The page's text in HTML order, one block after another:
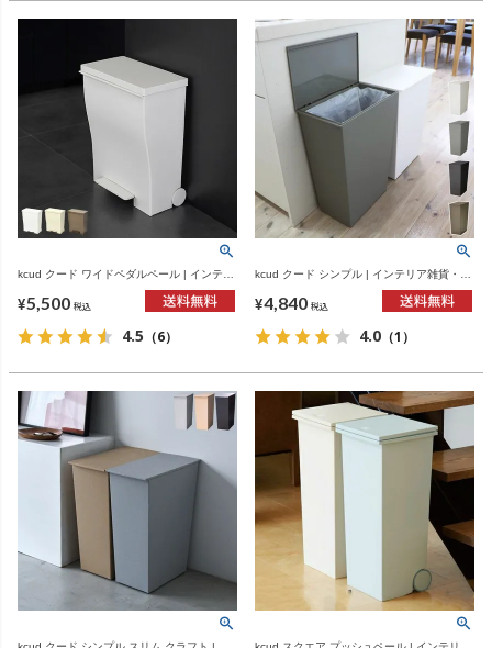
kcud クード ワイドペダルペール | インテリ
¥5,500 税込
4.5 （6）
kcud クード シンプル | インテリア雑貨・ゴ
¥4,840 税込
4.0 （1）